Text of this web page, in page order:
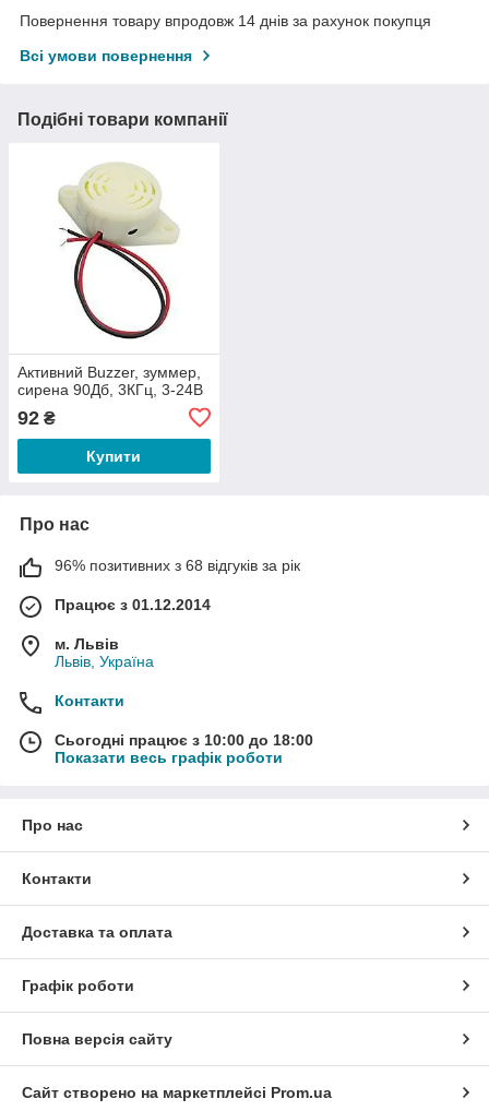
Повернення товару впродовж 14 днів за рахунок покупця
Всі умови повернення
Подібні товари компанії
Активний Buzzer, зуммер,
сирена 90Дб, 3КГц, 3-24В
92 ₴
Купити
Про нас
96% позитивних з 68 відгуків за рік
Працює з 01.12.2014
м. Львів
Львів, Україна
Контакти
Сьогодні працює з 10:00 до 18:00
Показати весь графік роботи
Про нас
Контакти
Доставка та оплата
Графік роботи
Повна версія сайту
Сайт створено на маркетплейсі Prom.ua